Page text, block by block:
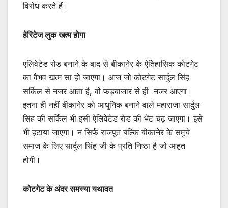
विरोध करते हैं।
हेरिटेज लुक खत्म होगा
एलिवेटेड रोड बनाने के बाद से बीकानेर के ऐतिहासिक कोटगेट
का वैभव खत्म सा हो जाएगा। आज जो कोटगेट सार्दुल सिंह
सर्किल से नजर आता है, वो फड़बाजार से ही नजर आएगा।
इतना ही नहीं बीकानेर को आधुनिक बनाने वाले महाराजा सार्दुल
सिंह की सर्किल भी इसी ऐलिवेटेड रोड की भेंट चढ़ जाएगा। इसे
भी हटाया जाएगा। न सिर्फ राजपूत बल्कि बीकानेर के समुचे
समाज के लिए सार्दुल सिंह जी के प्रति निष्ठा है जो आहत
होगी।
कोटगेट के अंदर समस्या यथावत